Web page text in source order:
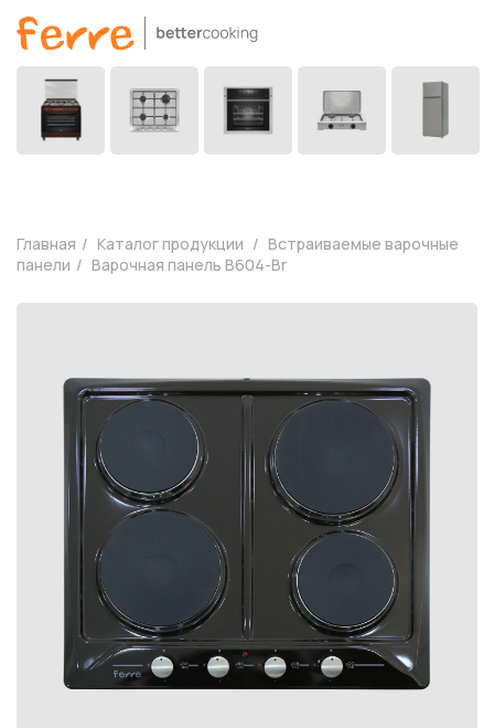
Главная Каталог продукции
Встраиваемые варочные
панели
Варочная панель B604-Br